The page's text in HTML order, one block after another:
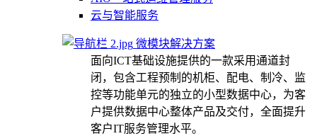
云与智能服务
微模块解决方案
面向ICT基础设施提供的一款采用通道封
闭，包含工程预制的机柜、配电、制冷、监
控等功能单元的独立的小型数据中心，为客
户提供数据中心整体产品及交付，全面提升
客户IT服务管理水平。